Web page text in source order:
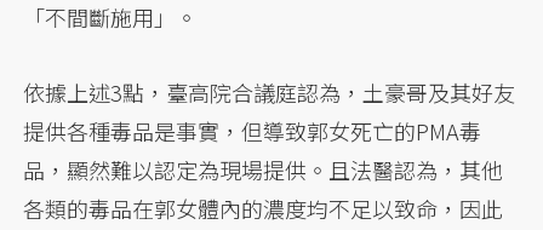
「不間斷施用」。
依據上述3點，臺高院合議庭認為，土豪哥及其好友
提供各種毒品是事實，但導致郭女死亡的PMA毒
品，顯然難以認定為現場提供。且法醫認為，其他
各類的毒品在郭女體內的濃度均不足以致命，因此